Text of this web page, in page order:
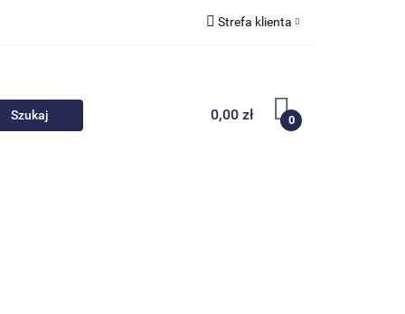
Strefa klienta
Zarejestruj się
Dodaj zgłoszenie
0,00 zł 0